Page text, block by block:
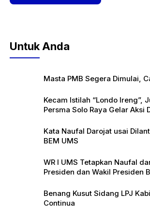
Untuk Anda
Masta PMB Segera Dimulai,
Kecam Istilah “Londo Ireng”,
Persma Solo Raya Gelar Aksi
Kata Naufal Darojat usai
BEM UMS
WR I UMS Tetapkan Naufal
Presiden dan Wakil Presiden
Benang Kusut Sidang LPJ
Continua